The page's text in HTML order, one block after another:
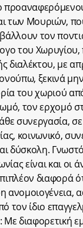
των Μουριών,
τον
του
διαλέκτου, με
ξεκινά
του χωριού
τον ερχομό
συνεργασία, σε
κοινωνικό,
δύσκολη.
είναι και οι
διαφορά
ανομοιογένεια,
τον ίδιο
διαφορετική